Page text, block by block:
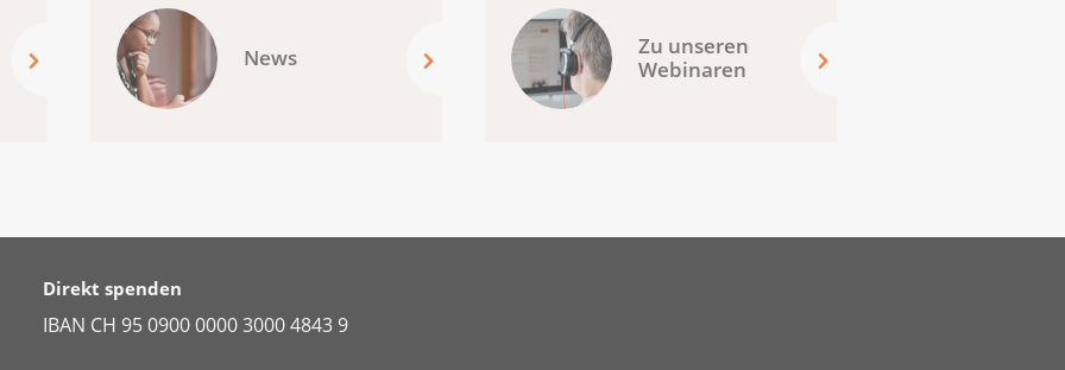
News
Zu unseren
Webinaren
Direkt spenden
IBAN CH 95 0900 0000 3000 4843 9